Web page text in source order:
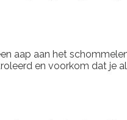
aap aan het
en voorkom dat je